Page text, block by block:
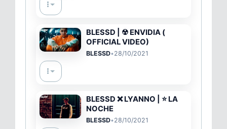
BLESSD | ☢ ENVIDIA (
OFFICIAL VIDEO)
BLESSD•28/10/2021
BLESSD ❌ LYANNO | ⭐ LA
NOCHE
BLESSD•28/10/2021